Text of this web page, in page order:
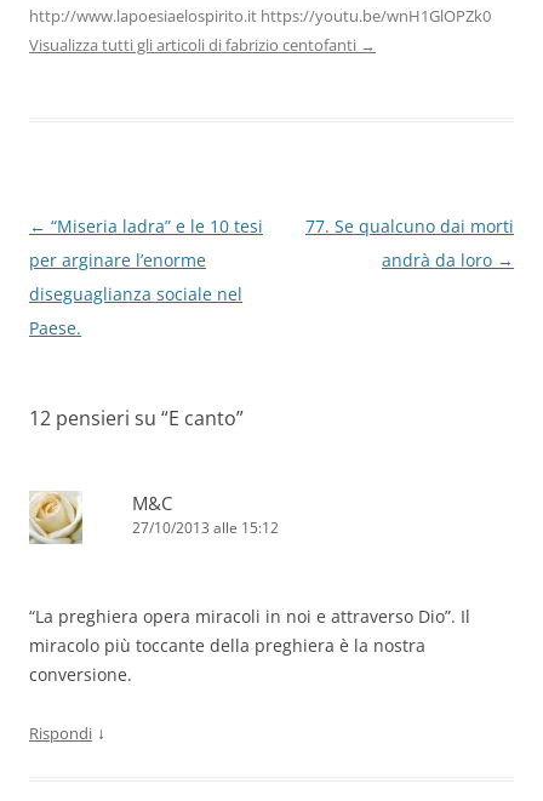
http://www.lapoesiaelospirito.it https://youtu.be/wnH1GlOPZk0
Visualizza tutti gli articoli di fabrizio centofanti →
Navigazione
articolo
← “Miseria ladra” e le 10 tesi
per arginare l’enorme
diseguaglianza sociale nel
Paese.
77. Se qualcuno dai morti
andrà da loro →
12 pensieri su “E canto”
M&C
27/10/2013 alle 15:12
“La preghiera opera miracoli in noi e attraverso Dio”. Il
miracolo più toccante della preghiera è la nostra
conversione.
Rispondi ↓